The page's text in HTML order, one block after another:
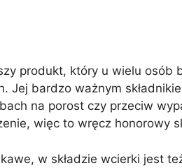
produkt, który u wielu osób
Jej bardzo ważnym
na porost czy przeciw
więc to wręcz honorowy
w składzie wcierki jest